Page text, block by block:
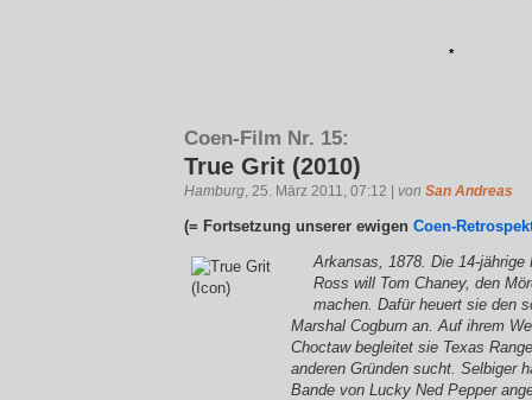
*
Coen-Film Nr. 15:
True Grit (2010)
Hamburg, 25. März 2011, 07:12 | von San Andreas
(= Fortsetzung unserer ewigen Coen-
Arkansas, 1878. Die 14-
Ross will Tom Chaney, den
machen. Dafür heuert sie den
Marshal Cogburn an. Auf ihrem
Choctaw begleitet sie Texas
anderen Gründen sucht. Selbiger
Bande von Lucky Ned Pepper